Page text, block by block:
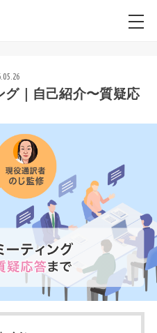
グ｜自己紹介〜質疑応